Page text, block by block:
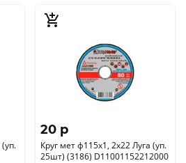
20 p
Круг мет ф115х1, 2х22 Луга (уп.
25шт) (3186) D11001152212000